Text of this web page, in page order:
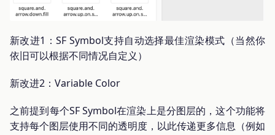
新改进1：SF Symbol支持自动选择最佳渲染模式（当然你
依旧可以根据不同情况自定义）
新改进2：Variable Color
之前提到每个SF Symbol在渲染上是分图层的，这个功能将
支持每个图层使用不同的透明度，以此传递更多信息（例如